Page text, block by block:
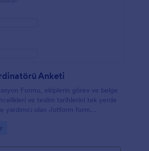
Anketi
Formu, ekiplerin görev ve belge
ve teslim tarihlerini tek yerde
yardımcı olan Jotform form